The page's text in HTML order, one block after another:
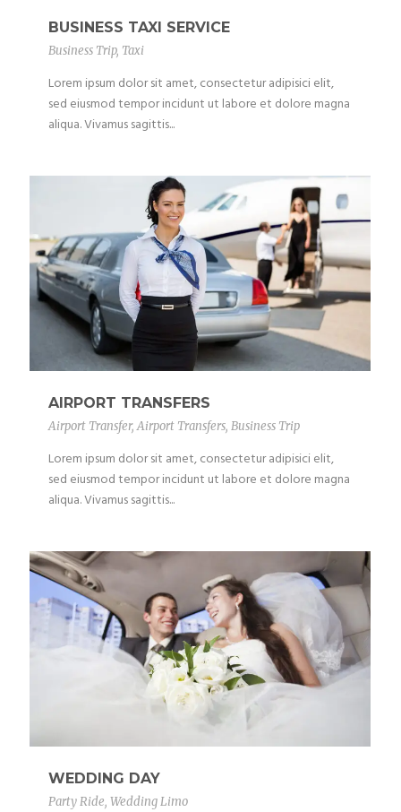
BUSINESS TAXI SERVICE
Business Trip, Taxi
Lorem ipsum dolor sit amet, consectetur adipisici elit,
sed eiusmod tempor incidunt ut labore et dolore magna
aliqua. Vivamus sagittis...
AIRPORT TRANSFERS
Airport Transfer, Airport Transfers, Business Trip
Lorem ipsum dolor sit amet, consectetur adipisici elit,
sed eiusmod tempor incidunt ut labore et dolore magna
aliqua. Vivamus sagittis...
WEDDING DAY
Party Ride, Wedding Limo